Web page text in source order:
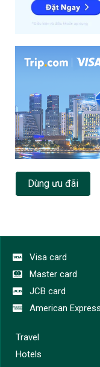
Dùng ưu đãi
Visa card
Master card
JCB card
American Express
Travel
Hotels